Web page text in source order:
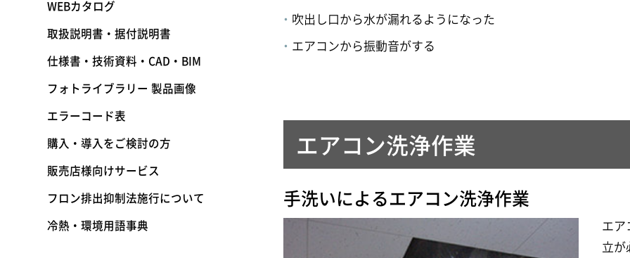
吹出し口から水が漏れるようになった
エアコンから振動音がする
エアコン洗浄作業
手洗いによるエアコン洗浄作業
エア
立が
WEBカタログ
取扱説明書・据付説明書
仕様書・技術資料・CAD・BIM
フォトライブラリー 製品画像
エラーコード表
購入・導入をご検討の方
販売店様向けサービス
フロン排出抑制法施行について
冷熱・環境用語事典